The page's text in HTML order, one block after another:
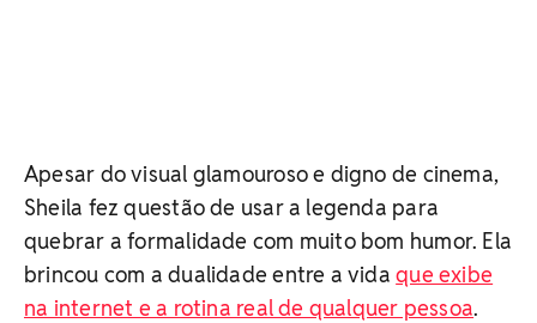
Apesar do visual glamouroso e digno de cinema,
Sheila fez questão de usar a legenda para
quebrar a formalidade com muito bom humor. Ela
brincou com a dualidade entre a vidaque exibe
na internet e a rotina real de qualquer pessoa.